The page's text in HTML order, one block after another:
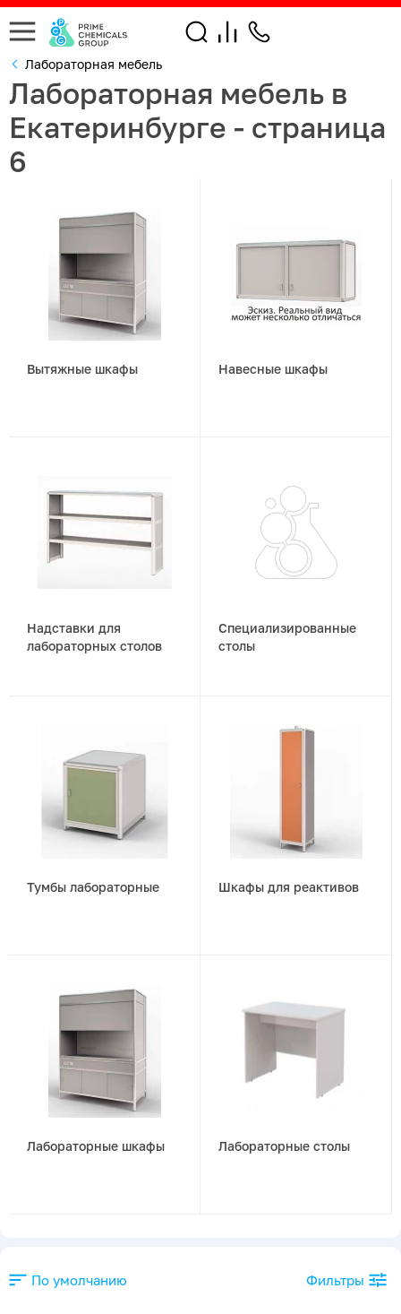
Лабораторная мебель
Лабораторная мебель в
Екатеринбурге - страница
6
Вытяжные шкафы Навесные шкафы
Надставки для
лабораторных столов
Специализированные
столы
Тумбы лабораторные Шкафы для реактивов
Лабораторные шкафы Лабораторные столы
По умолчанию Фильтры